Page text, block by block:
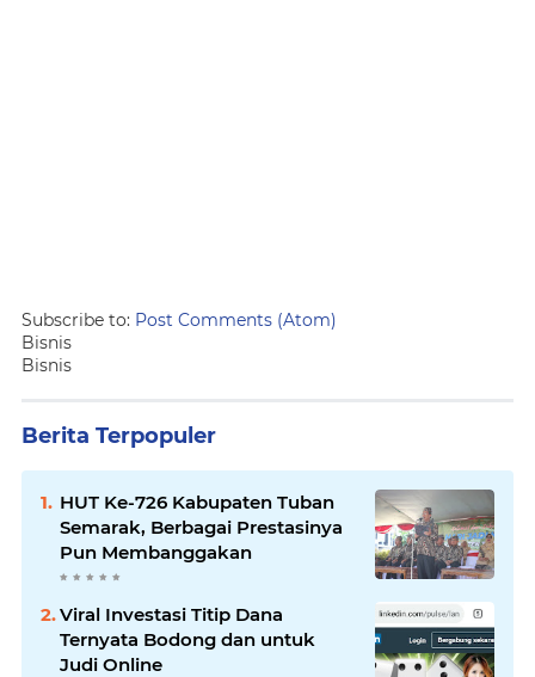
Subscribe to: Post Comments (Atom)
Bisnis
Bisnis
Berita Terpopuler
HUT Ke-726 Kabupaten Tuban
Semarak, Berbagai Prestasinya
Pun Membanggakan
Viral Investasi Titip Dana
Ternyata Bodong dan untuk
Judi Online